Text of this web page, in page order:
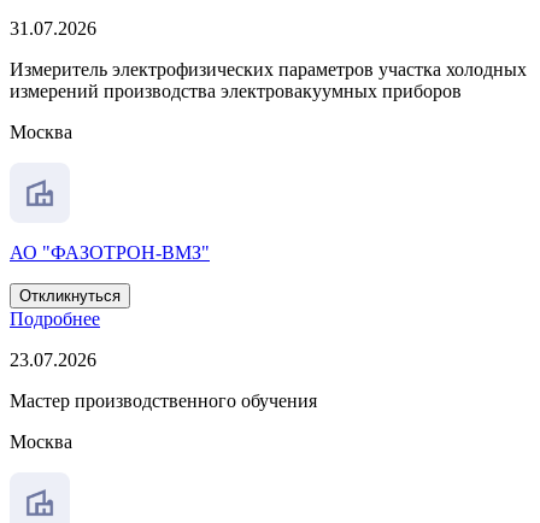
31.07.2026
Измеритель электрофизических параметров участка холодных
измерений производства электровакуумных приборов
Москва
АО "ФАЗОТРОН-ВМЗ"
Откликнуться
Подробнее
23.07.2026
Мастер производственного обучения
Москва